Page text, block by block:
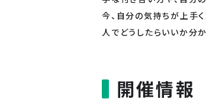
今、自分の気持ちが上手
人でどうしたらいいか分
開催情報